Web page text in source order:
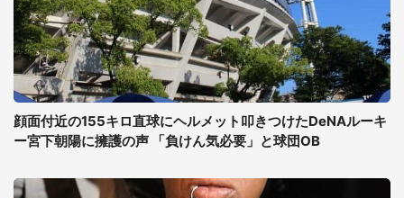
顔面付近の155キロ直球にヘルメット叩きつけたDeNAルーキ
ー宮下朝陽に擁護の声 「負けん気必要」と球団OB